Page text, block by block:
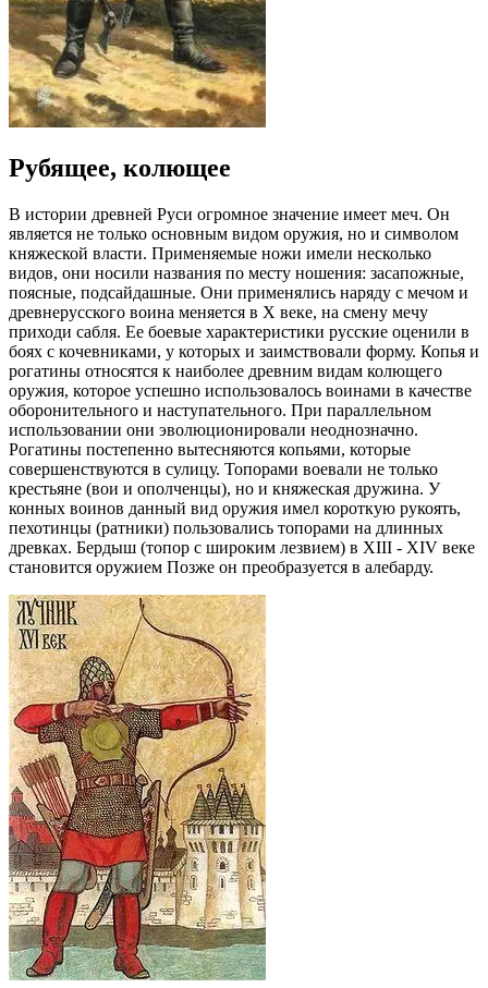
Рубящее, колющее
В истории древней Руси огромное значение имеет меч. Он
является не только основным видом оружия, но и символом
княжеской власти. Применяемые ножи имели несколько
видов, они носили названия по месту ношения: засапожные,
поясные, подсайдашные. Они применялись наряду с мечом и
древнерусского воина меняется в X веке, на смену мечу
приходи сабля. Ее боевые характеристики русские оценили в
боях с кочевниками, у которых и заимствовали форму. Копья и
рогатины относятся к наиболее древним видам колющего
оружия, которое успешно использовалось воинами в качестве
оборонительного и наступательного. При параллельном
использовании они эволюционировали неоднозначно.
Рогатины постепенно вытесняются копьями, которые
совершенствуются в сулицу. Топорами воевали не только
крестьяне (вои и ополченцы), но и княжеская дружина. У
конных воинов данный вид оружия имел короткую рукоять,
пехотинцы (ратники) пользовались топорами на длинных
древках. Бердыш (топор с широким лезвием) в XIII - XIV веке
становится оружием Позже он преобразуется в алебарду.